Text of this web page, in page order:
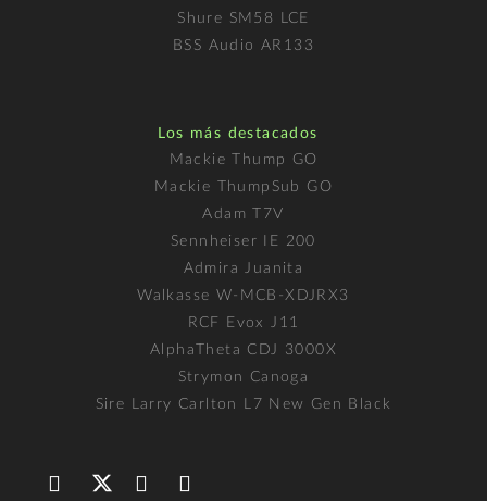
Shure SM58 LCE
BSS Audio AR133
Los más destacados
Mackie Thump GO
Mackie ThumpSub GO
Adam T7V
Sennheiser IE 200
Admira Juanita
Walkasse W-MCB-XDJRX3
RCF Evox J11
AlphaTheta CDJ 3000X
Strymon Canoga
Sire Larry Carlton L7 New Gen Black